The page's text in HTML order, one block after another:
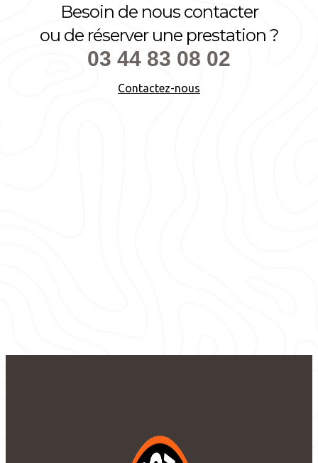
Besoin de nous contacter
ou de réserver une prestation ?
03 44 83 08 02
Contactez-nous